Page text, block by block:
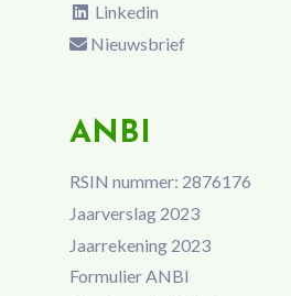
Linkedin
Nieuwsbrief
ANBI
RSIN nummer: 2876176
Jaarverslag 2023
Jaarrekening 2023
Formulier ANBI